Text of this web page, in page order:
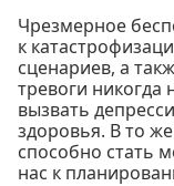
Чрезмерное
к
сценариев, а
тревоги
вызвать
здоровья. В то
способно
нас к